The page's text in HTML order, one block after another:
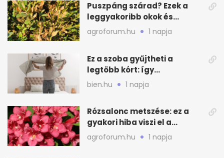
Puszpáng szárad? Ezek a
leggyakoribb okok és
teendők
agroforum.hu 1 napja
Ez a szoba gyűjtheti a
legtöbb kórt: így
mélytisztítsd otthon
bien.hu 1 napja
Rózsalonc metszése: ez a
gyakori hiba viszi el a
virágzást
agroforum.hu 1 napja